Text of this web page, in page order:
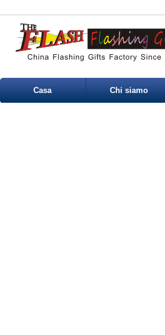
Casa Chi siamo